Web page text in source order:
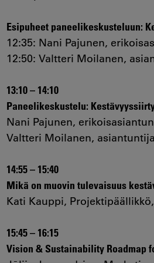
Esipuheet paneelikeskusteluun:
12:35: Nani Pajunen,
12:50: Valtteri Moilanen,
13:10 – 14:10
Paneelikeskustelu:
Nani Pajunen,
Valtteri Moilanen,
14:55 – 15:40
Mikä on muovin tulevaisuus
Kati Kauppi,
15:45 – 16:15
Vision & Sustainability Roadmap